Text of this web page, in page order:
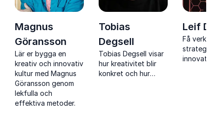
Magnus
Göransson
Lär er bygga en
kreativ och innovativ
kultur med Magnus
Göransson genom
lekfulla och
effektiva metoder.
Tobias
Degsell
Tobias Degsell visar
hur kreativitet blir
konkret och hur
Leif
Få verktyg
strategier
innovation,